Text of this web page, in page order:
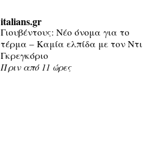
italians.gr
Γιουβέντους: Νέο όνομα για το
τέρμα – Καμία ελπίδα με τον Ντι
Γκρεγκόριο
Πριν από 11 ώρες